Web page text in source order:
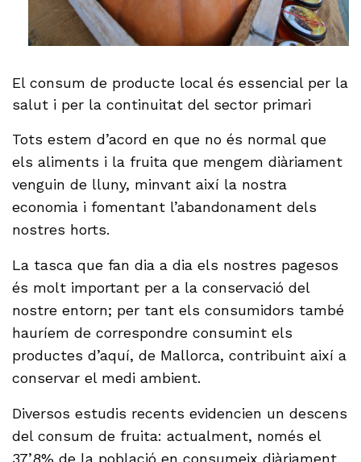
El consum de producte local és essencial per la
salut i per la continuitat del sector primari
Tots estem d’acord en que no és normal que
els aliments i la fruita que mengem diàriament
venguin de lluny, minvant així la nostra
economia i fomentant l’abandonament dels
nostres horts.
La tasca que fan dia a dia els nostres pagesos
és molt important per a la conservació del
nostre entorn; per tant els consumidors també
hauríem de correspondre consumint els
productes d’aquí, de Mallorca, contribuint així a
conservar el medi ambient.
Diversos estudis recents evidencien un descens
del consum de fruita: actualment, només el